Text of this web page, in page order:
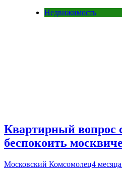
Недвижимость
Квартирный вопрос
беспокоить
Московский Комсомолец4